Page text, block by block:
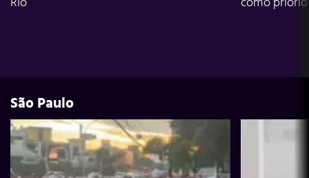
Rio
como
São Paulo